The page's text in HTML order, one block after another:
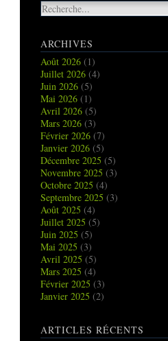
ARCHIVES
Août 2026 (1)
Juillet 2026 (4)
Juin 2026 (5)
Mai 2026 (1)
Avril 2026 (5)
Mars 2026 (3)
Février 2026 (7)
Janvier 2026 (5)
Décembre 2025 (5)
Novembre 2025 (3)
Octobre 2025 (4)
Septembre 2025 (3)
Août 2025 (4)
Juillet 2025 (5)
Juin 2025 (5)
Mai 2025 (3)
Avril 2025 (5)
Mars 2025 (4)
Février 2025 (3)
Janvier 2025 (2)
ARTICLES RÉCENTS